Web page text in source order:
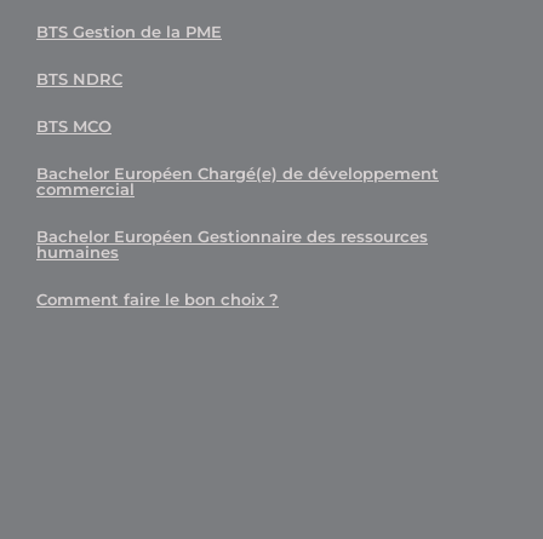
BTS Gestion de la PME
BTS NDRC
BTS MCO
Bachelor Européen Chargé(e) de développement
commercial
Bachelor Européen Gestionnaire des ressources
humaines
Comment faire le bon choix ?